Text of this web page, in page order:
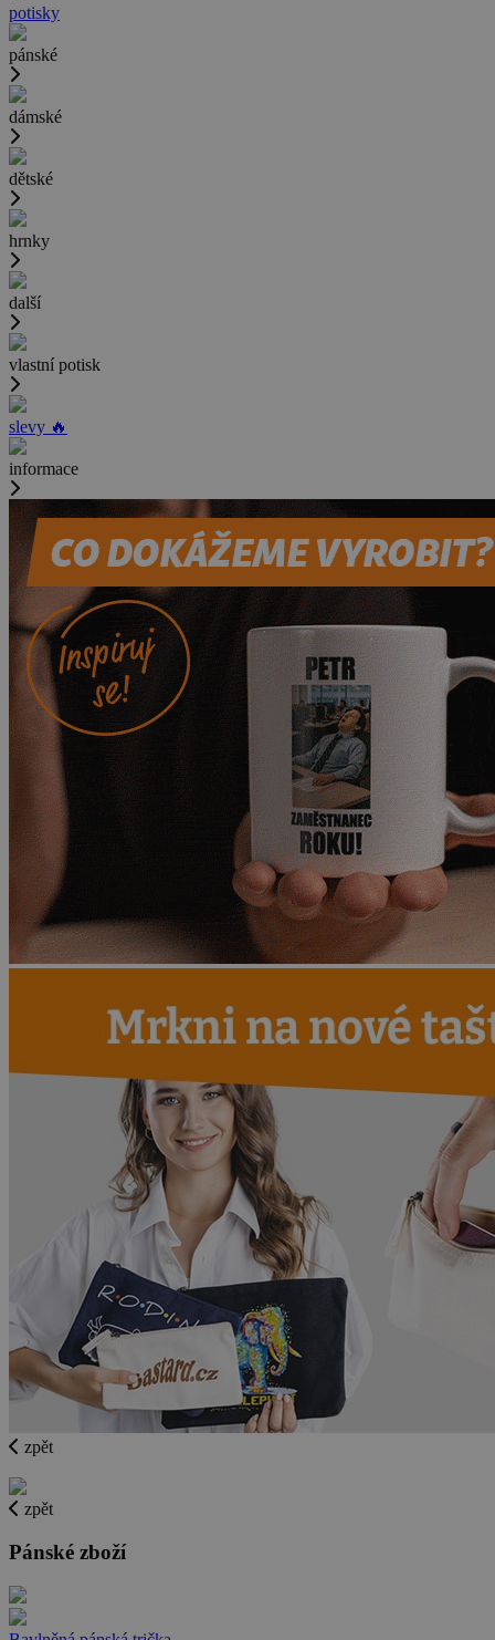
potisky
pánské
dámské
dětské
hrnky
další
vlastní potisk
slevy 🔥
informace
zpět
zpět
Pánské zboží